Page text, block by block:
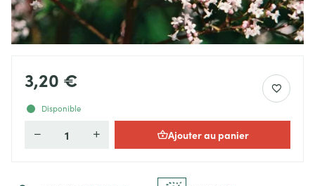
3,20 €
Disponible
Quantité Ajouter au panier